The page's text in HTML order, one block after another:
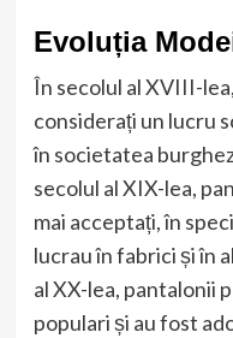
Evoluția
În secolul al XVIII-
considerați un lucru
în societatea
secolul al XIX-lea,
mai acceptați, în
lucrau în fabrici și în
al XX-lea, pantalonii
populari și au fost